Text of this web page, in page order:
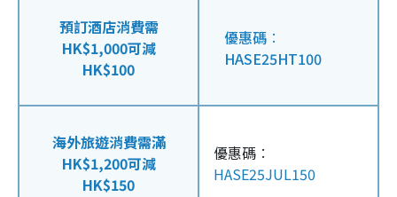
預訂酒店消費需
HK$1,000可減
HK$100
優惠碼︰
HASE25HT100
海外旅遊消費需滿
HK$1,200可減
HK$150
優惠碼︰
HASE25JUL150